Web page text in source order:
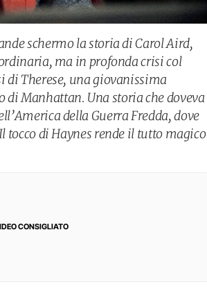
schermo la storia di Carol Aird,
ma in profonda crisi col
Therese, una giovanissima
Manhattan. Una storia che doveva
della Guerra Fredda, dove
tocco di Haynes rende il tutto magico
CONSIGLIATO